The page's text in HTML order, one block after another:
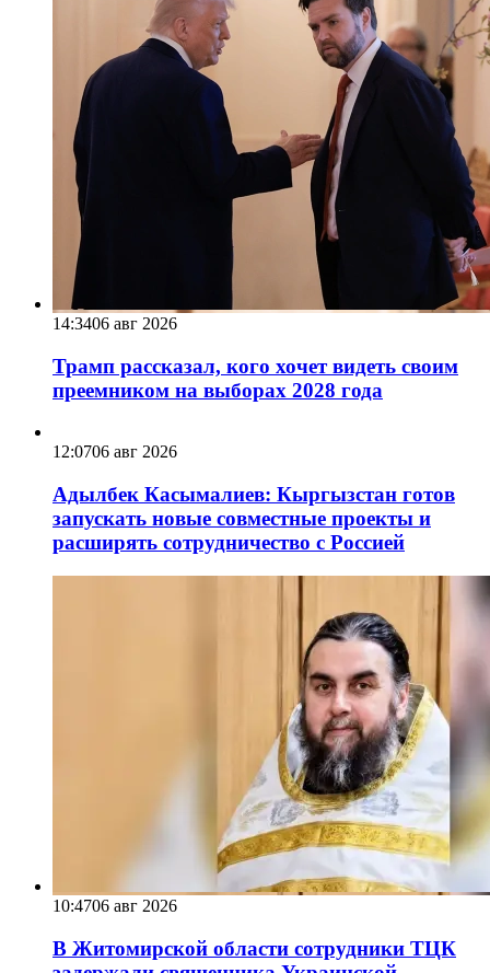
14:3406 авг 2026
Трамп рассказал, кого хочет видеть своим
преемником на выборах 2028 года
12:0706 авг 2026
Адылбек Касымалиев: Кыргызстан готов
запускать новые совместные проекты и
расширять сотрудничество с Россией
10:4706 авг 2026
В Житомирской области сотрудники ТЦК